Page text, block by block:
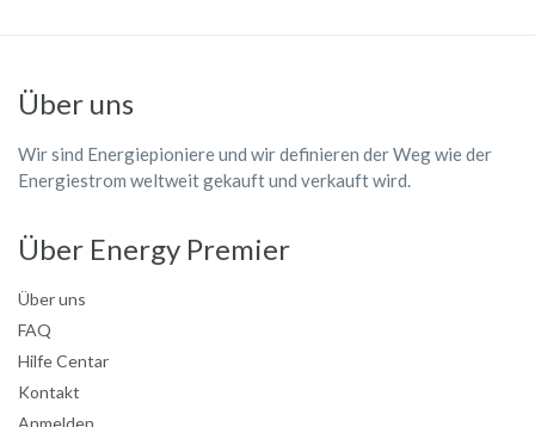
Über uns
Wir sind Energiepioniere und wir definieren der Weg wie der
Energiestrom weltweit gekauft und verkauft wird.
Über Energy Premier
Über uns
FAQ
Hilfe Centar
Kontakt